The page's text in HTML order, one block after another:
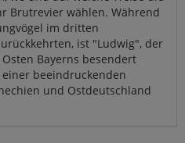
Brutrevier wählen. Während
im dritten
ist "Ludwig", der
Bayerns besendert
beeindruckenden
und Ostdeutschland